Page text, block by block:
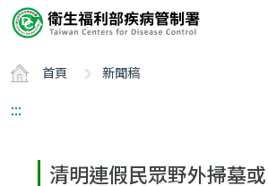
要
容
ALT+C
首頁 新聞稿
:::
清明連假民眾野外掃墓